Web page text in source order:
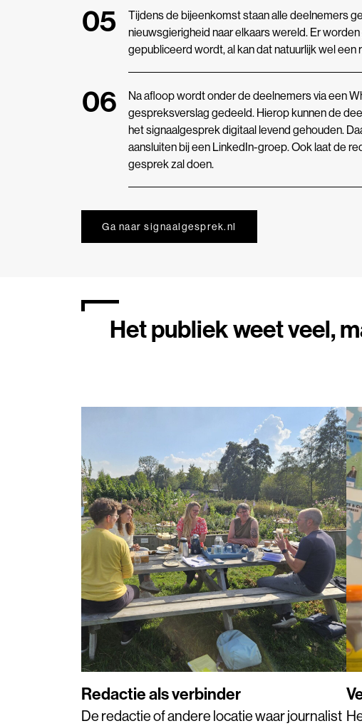
Tijdens de bijeenkomst staan alle deelnemers
nieuwsgierigheid naar elkaars wereld. Er
gepubliceerd wordt, al kan dat natuurlijk wel een
Na afloop wordt onder de deelnemers via een
gespreksverslag gedeeld. Hierop kunnen de
het signaalgesprek digitaal levend gehouden.
aansluiten bij een LinkedIn-groep. Ook laat de
gesprek zal doen.
Ga naar signaalgesprek.nl
Het publiek weet veel,
Redactie als verbinder
De redactie of andere locatie waar journalist